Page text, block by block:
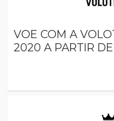
VOE COM A
2020 A PARTIR